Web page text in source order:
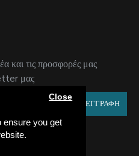
ensure you get
Close
και τις προσφορές μας
μας
ΕΓΓΡΑΦΗ
Απορρήτου